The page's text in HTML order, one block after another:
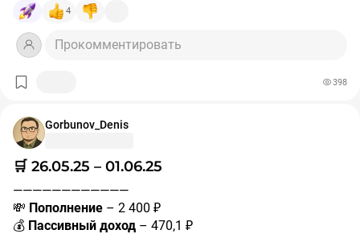
4
Прокомментировать
398
Gorbunov_Denis
🛒 26.05.25 – 01.06.25
————————————
💸 Пополнение – 2 400 ₽
💰 Пассивный доход – 470,1 ₽